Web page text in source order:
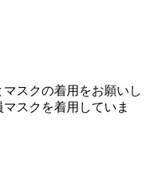
スクの着用をお願いし
スクを着用していま